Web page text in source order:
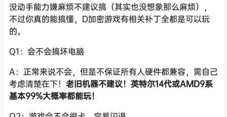
没动手能力嫌麻烦不建议搞（其实也没想象那么麻烦），
不过你真的能搞懂，D加密游戏有相关补丁全都是可以玩
的。
Q1：会不会搞坏电脑
A：正常来说不会，但是不保证所有人硬件都兼容，需自己
考虑清楚在下！ 老旧机器不建议！英特尔14代或AMD9系
基本99%大概率都能玩！